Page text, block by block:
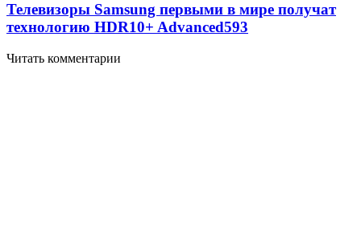
Телевизоры Samsung первыми в мире получат
технологию HDR10+ Advanced593
Читать комментарии